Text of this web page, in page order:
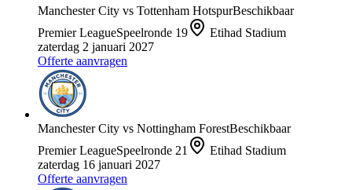
Manchester City vs Tottenham HotspurBeschikbaar
Premier LeagueSpeelronde 19
Etihad Stadium
zaterdag 2 januari 2027
Offerte aanvragen
Manchester City vs Nottingham ForestBeschikbaar
Premier LeagueSpeelronde 21
Etihad Stadium
zaterdag 16 januari 2027
Offerte aanvragen